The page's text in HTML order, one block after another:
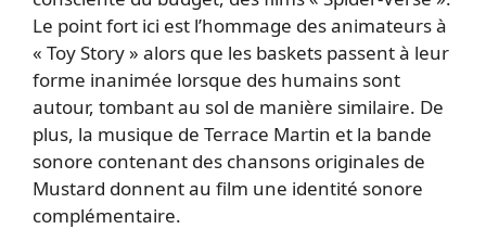
Le point fort ici est l’hommage des animateurs à
« Toy Story » alors que les baskets passent à leur
forme inanimée lorsque des humains sont
autour, tombant au sol de manière similaire. De
plus, la musique de Terrace Martin et la bande
sonore contenant des chansons originales de
Mustard donnent au film une identité sonore
complémentaire.